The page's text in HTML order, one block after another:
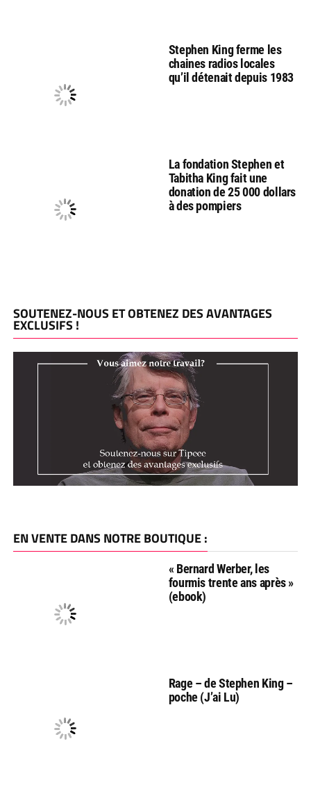
Stephen King ferme les
chaines radios locales
qu’il détenait depuis 1983
La fondation Stephen et
Tabitha King fait une
donation de 25 000 dollars
à des pompiers
SOUTENEZ-NOUS ET OBTENEZ DES AVANTAGES
EXCLUSIFS !
EN VENTE DANS NOTRE BOUTIQUE :
« Bernard Werber, les
fourmis trente ans après »
(ebook)
Rage – de Stephen King –
poche (J’ai Lu)